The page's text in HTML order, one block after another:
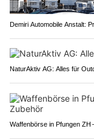
Demiri Automobile Anstalt:
NaturAktiv AG: Alles für
Waffenbörse in Pfungen ZH